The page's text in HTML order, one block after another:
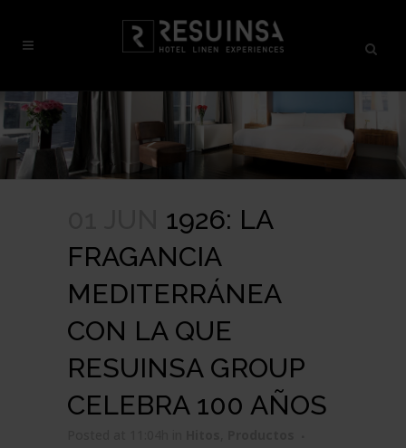
1926: LA
FRAGANCIA
MEDITERRÁNEA
CON LA QUE
RESUINSA GROUP
CELEBRA 100 AÑOS